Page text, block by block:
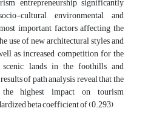
cultural, environmental, and
important factors affecting the
use of new architectural styles and
as increased competition for the
lands in the foothills and
of path analysis reveal that the
highest impact on tourism
beta coefficient of (0.293)